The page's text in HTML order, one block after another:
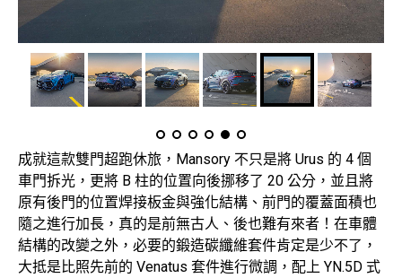
成就這款雙門超跑休旅，Mansory 不只是將 Urus 的 4 個
車門拆光，更將 B 柱的位置向後挪移了 20 公分，並且將
原有後門的位置焊接板金與強化結構、前門的覆蓋面積也
隨之進行加長，真的是前無古人、後也難有來者！在車體
結構的改變之外，必要的鍛造碳纖維套件肯定是少不了，
大抵是比照先前的 Venatus 套件進行微調，配上 YN.5D 式